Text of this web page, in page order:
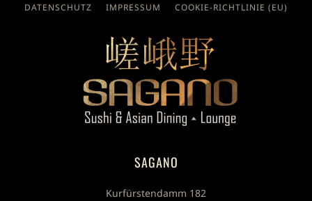
DATENSCHUTZ IMPRESSUM COOKIE-RICHTLINIE (EU)
SAGANO
Kurfürstendamm 182